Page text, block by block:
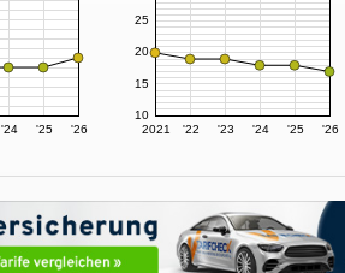
'24 '25 '26 2021 '22 '23 '24 '25 '26
10
15
20
25